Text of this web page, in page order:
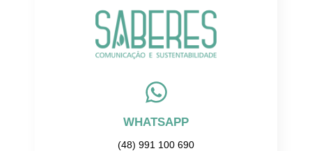
WHATSAPP
(48) 991 100 690